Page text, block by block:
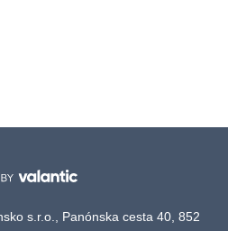
s.r.o., Panónska cesta 40, 852